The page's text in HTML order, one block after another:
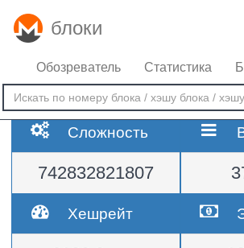
блоки
Обозреватель Статистика
Сложность
742832821807
Хешрейт